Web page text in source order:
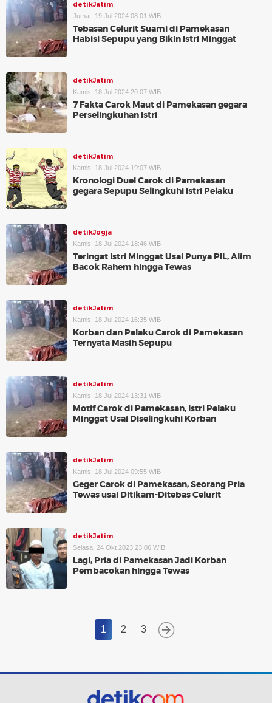
detikJatim
Jumat, 19 Jul 2024 08:01 WIB
Tebasan Celurit Suami di Pamekasan
Habisi Sepupu yang Bikin Istri Minggat
detikJatim
Kamis, 18 Jul 2024 20:07 WIB
7 Fakta Carok Maut di Pamekasan gegara
Perselingkuhan Istri
detikJatim
Kamis, 18 Jul 2024 19:07 WIB
Kronologi Duel Carok di Pamekasan
gegara Sepupu Selingkuhi Istri Pelaku
detikJogja
Kamis, 18 Jul 2024 18:46 WIB
Teringat Istri Minggat Usai Punya PIL, Alim
Bacok Rahem hingga Tewas
detikJatim
Kamis, 18 Jul 2024 16:35 WIB
Korban dan Pelaku Carok di Pamekasan
Ternyata Masih Sepupu
detikJatim
Kamis, 18 Jul 2024 13:31 WIB
Motif Carok di Pamekasan, Istri Pelaku
Minggat Usai Diselingkuhi Korban
detikJatim
Kamis, 18 Jul 2024 09:55 WIB
Geger Carok di Pamekasan, Seorang Pria
Tewas usai Ditikam-Ditebas Celurit
detikJatim
Selasa, 24 Okt 2023 23:06 WIB
Lagi, Pria di Pamekasan Jadi Korban
Pembacokan hingga Tewas
1 2 3